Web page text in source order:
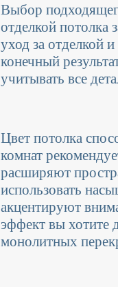
Выбор
отделкой потолка
уход за отделкой
конечный
учитывать все
Цвет потолка
комнат
расширяют
использовать
акцентируют
эффект вы хотите
монолитных